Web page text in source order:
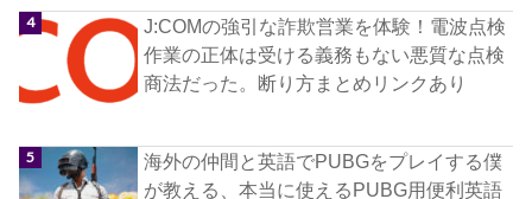
J:COMの強引な詐欺営業を体験！電波点検
作業の正体は受ける義務もない悪質な点検
商法だった。断り方まとめリンクあり
海外の仲間と英語でPUBGをプレイする僕
が教える、本当に使えるPUBG用便利英語